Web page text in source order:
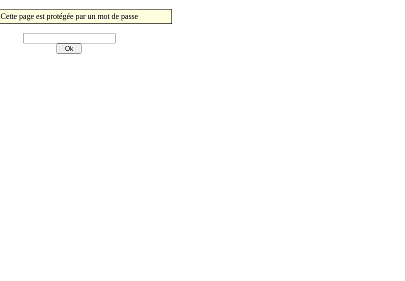
Cette page est protégée par un mot de passe